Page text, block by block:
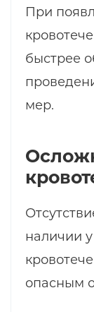
При
быстрее
мер.
наличии
опасным